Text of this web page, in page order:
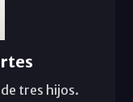
tres hijos.